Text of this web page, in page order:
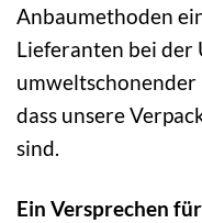
Anbaumethoden
Lieferanten bei der
umweltschonender
dass unsere
sind.
Ein Versprechen